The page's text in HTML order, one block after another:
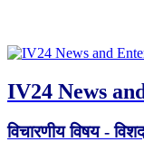
IV24 News
विचारणीय विषय -